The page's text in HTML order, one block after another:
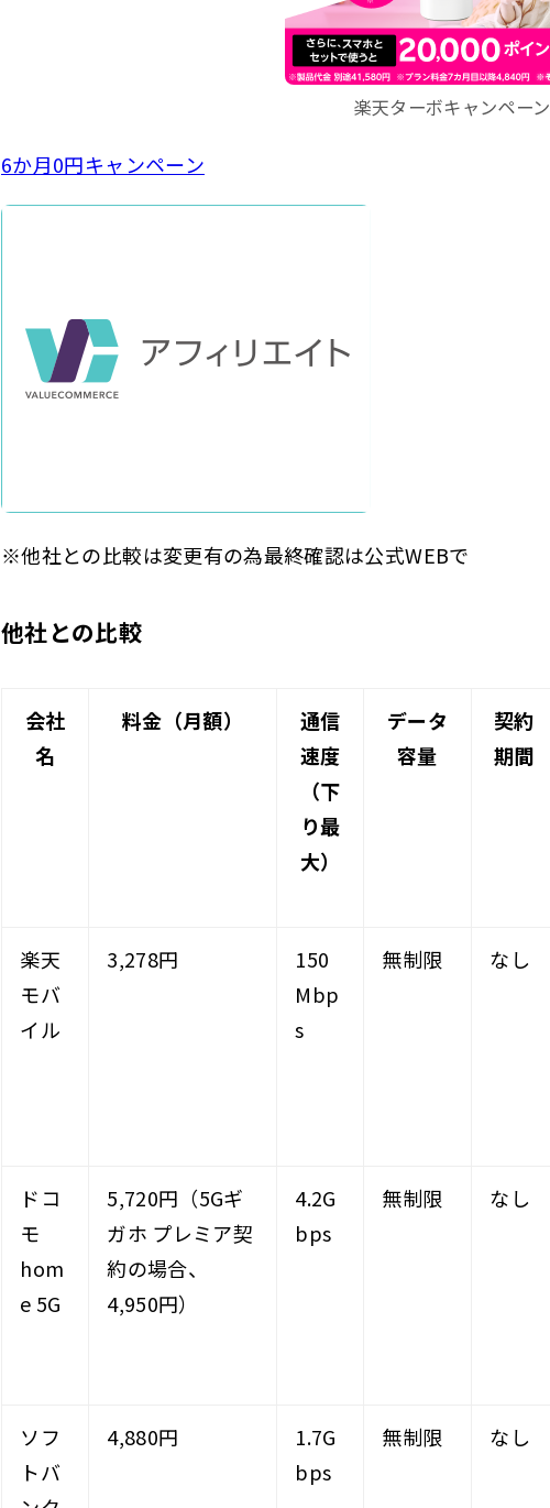
楽天ターボキャンペーン
6か月0円キャンペーン
※他社との比較は変更有の為最終確認は公式WEBで
他社との比較
会社
名
料金（月額）
通信
速度
（下
り最
大）
データ
容量
契約
期間
楽天
モバ
イル
3,278円
150
Mbp
s
無制限 なし
ドコ
モ
hom
e 5G
5,720円（5Gギ
ガホ プレミア契
約の場合、
4,950円）
4.2G
bps
無制限 なし
ソフ
トバ
4,880円
1.7G
bps
無制限 なし